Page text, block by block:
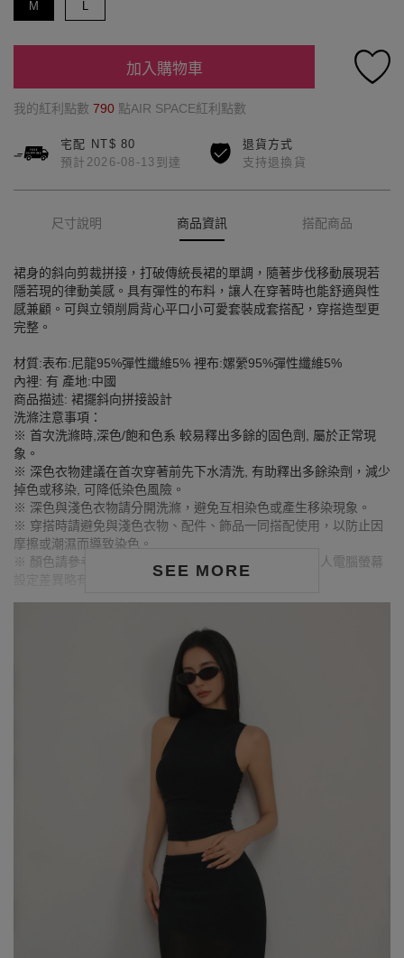
M L
加入購物車
我的紅利點數 790 點AIR SPACE紅利點數
宅配 NT$ 80
預計2026-08-13到達
退貨方式
支持退換貨
尺寸說明 商品資訊 搭配商品
SEE MORE
裙身的斜向剪裁拼接，打破傳統長裙的單調，隨著步伐移動展現若
隱若現的律動美感。具有彈性的布料，讓人在穿著時也能舒適與性
感兼顧。可與立領削肩背心平口小可愛套裝成套搭配，穿搭造型更
完整。
材質:表布:尼龍95%彈性纖維5% 裡布:嫘縈95%彈性纖維5%
內裡: 有 產地:中國
商品描述: 裙擺斜向拼接設計
洗滌注意事項：
※ 首次洗滌時,深色/飽和色系 較易釋出多餘的固色劑, 屬於正常現
象。
※ 深色衣物建議在首次穿著前先下水清洗, 有助釋出多餘染劑，減少
掉色或移染, 可降低染色風險。
※ 深色與淺色衣物請分開洗滌，避免互相染色或產生移染現象。
※ 穿搭時請避免與淺色衣物、配件、飾品一同搭配使用，以防止因
摩擦或潮濕而導致染色。
※ 顏色請參考單品圖片較為接近，但因圖檔顏色會因個人電腦螢幕
設定差異略有不同，請以實際商品顏色為準。
身高170cm／胸圍Bust：81cm
腰圍Waist：60cm／臀圍hips：91cm